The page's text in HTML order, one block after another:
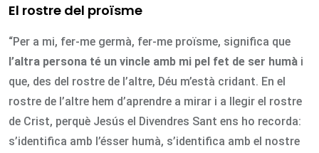
El rostre del proïsme
“Per a mi, fer-me germà, fer-me proïsme, significa que
l’altra persona té un vincle amb mi pel fet de ser humà i
que, des del rostre de l’altre, Déu m’està cridant. En el
rostre de l’altre hem d’aprendre a mirar i a llegir el rostre
de Crist, perquè Jesús el Divendres Sant ens ho recorda:
s’identifica amb l’ésser humà, s’identifica amb el nostre